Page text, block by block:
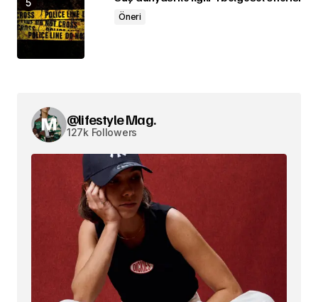
Öneri
@lifestyle Mag.
127k Followers